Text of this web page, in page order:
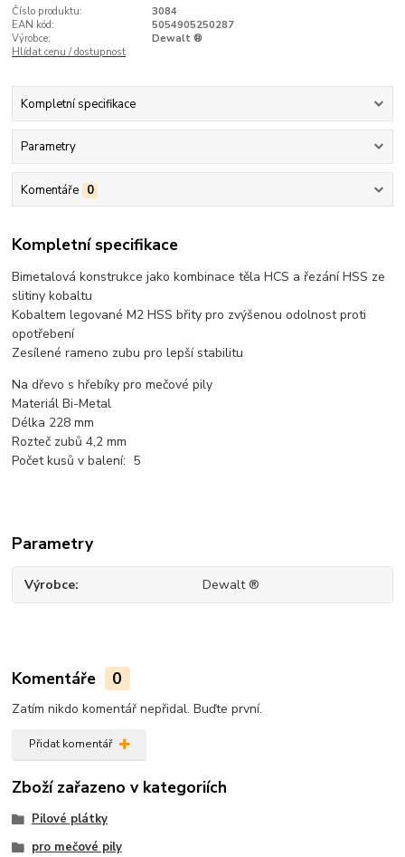
Číslo produktu:
3084
EAN kód:
5054905250287
Výrobce:
Dewalt ®
Hlídat cenu / dostupnost
Kompletní specifikace
Parametry
Komentáře 0
Kompletní specifikace
Bimetalová konstrukce jako kombinace těla HCS a řezání HSS ze
slitiny kobaltu
Kobaltem legované M2 HSS břity pro zvýšenou odolnost proti
opotřebení
Zesílené rameno zubu pro lepší stabilitu
Na dřevo s hřebíky pro mečové pily
Materiál Bi-Metal
Délka 228 mm
Rozteč zubů 4,2 mm
Počet kusů v balení: 5
Parametry
Výrobce Dewalt ®
Komentáře 0
Zatím nikdo komentář nepřidal. Buďte první.
Přidat komentář
Zboží zařazeno v kategoriích
Pilové plátky
pro mečové pily